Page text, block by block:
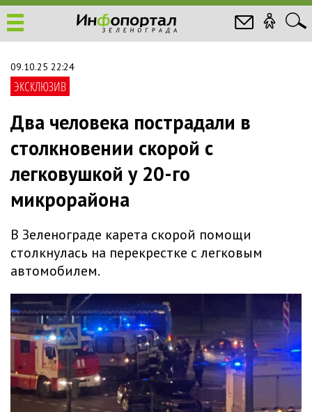
09.10.25 22:24
ЭКСКЛЮЗИВ
Два человека пострадали в
столкновении скорой с
легковушкой у 20-го
микрорайона
В Зеленограде карета скорой помощи
столкнулась на перекрестке с легковым
автомобилем.